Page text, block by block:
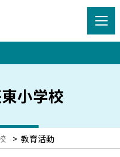
小学校
> 教育活動